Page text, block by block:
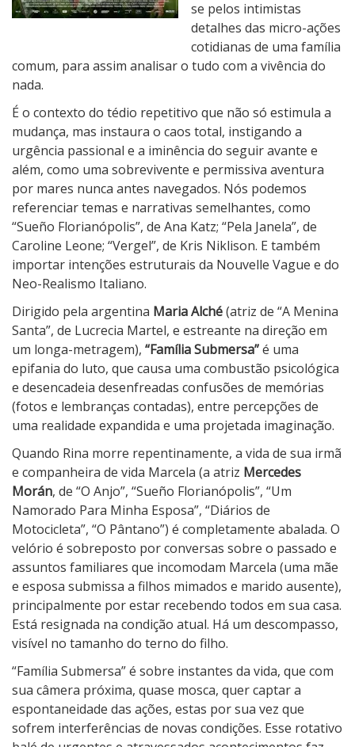
r
s
se pelos intimistas
detalhes das micro-ações
cotidianas de uma família
comum, para assim analisar o tudo com a vivência do
nada.
É o contexto do tédio repetitivo que não só estimula a
mudança, mas instaura o caos total, instigando a
urgência passional e a iminência do seguir avante e
além, como uma sobrevivente e permissiva aventura
por mares nunca antes navegados. Nós podemos
referenciar temas e narrativas semelhantes, como
“Sueño Florianópolis”, de Ana Katz; “Pela Janela”, de
Caroline Leone; “Vergel”, de Kris Niklison. E também
importar intenções estruturais da Nouvelle Vague e do
Neo-Realismo Italiano.
Dirigido pela argentina Maria Alché(atriz de “A Menina
Santa”, de Lucrecia Martel, e estreante na direção em
um longa-metragem), “Família Submersa”é uma
epifania do luto, que causa uma combustão psicológica
e desencadeia desenfreadas confusões de memórias
(fotos e lembranças contadas), entre percepções de
uma realidade expandida e uma projetada imaginação.
Quando Rina morre repentinamente, a vida de sua irmã
e companheira de vida Marcela (a atriz Mercedes
Morán, de “O Anjo”, “Sueño Florianópolis”, “Um
Namorado Para Minha Esposa”, “Diários de
Motocicleta”, “O Pântano”) é completamente abalada. O
velório é sobreposto por conversas sobre o passado e
assuntos familiares que incomodam Marcela (uma mãe
e esposa submissa a filhos mimados e marido ausente),
principalmente por estar recebendo todos em sua casa.
Está resignada na condição atual. Há um descompasso,
visível no tamanho do terno do filho.
“Família Submersa” é sobre instantes da vida, que com
sua câmera próxima, quase mosca, quer captar a
espontaneidade das ações, estas por sua vez que
sofrem interferências de novas condições. Esse rotativo